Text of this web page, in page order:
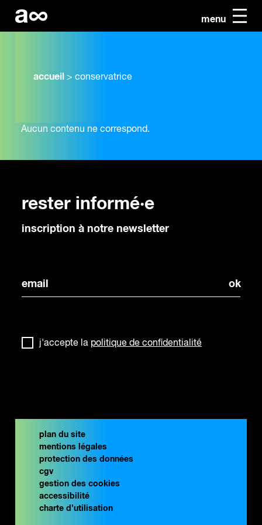
menu
accueil > conservatrice
Aucun contenu ne correspond.
rester informé·e
inscription à notre newsletter
j'accepte la politique de confidentialité
plan du site
mentions légales
protection des données
cgv
gestion des cookies
accessibilité
charte d’utilisation